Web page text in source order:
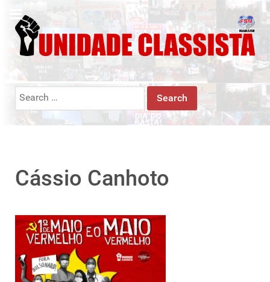
Search
Cássio Canhoto